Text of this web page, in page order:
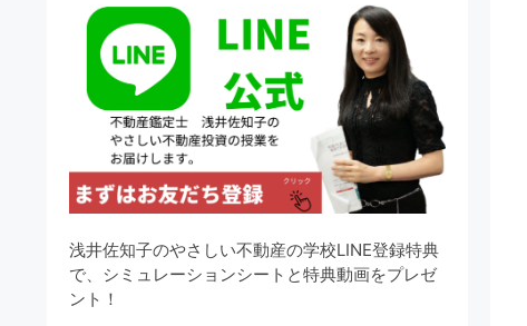
浅井佐知子のやさしい不動産の学校LINE登録特典
で、シミュレーションシートと特典動画をプレゼ
ント！